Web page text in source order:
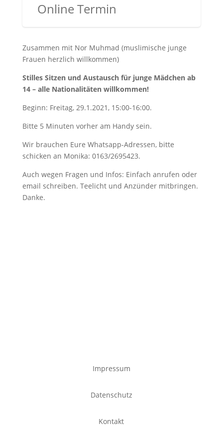
Online Termin
Zusammen mit Nor Muhmad (muslimische junge
Frauen herzlich willkommen)
Stilles Sitzen und Austausch für junge Mädchen ab
14 – alle Nationalitäten willkommen!
Beginn: Freitag, 29.1.2021, 15:00-16:00.
Bitte 5 Minuten vorher am Handy sein.
Wir brauchen Eure Whatsapp-Adressen, bitte
schicken an Monika: 0163/2695423.
Auch wegen Fragen und Infos: Einfach anrufen oder
email schreiben. Teelicht und Anzünder mitbringen.
Danke.
Impressum
Datenschutz
Kontakt